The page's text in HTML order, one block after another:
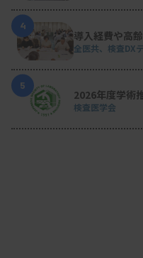
4
導入経費や高
全医共、検査DX
5
2026年度学術
検査医学会